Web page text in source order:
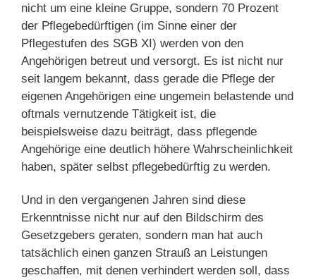
nicht um eine kleine Gruppe, sondern 70 Prozent
der Pflegebedürftigen (im Sinne einer der
Pflegestufen des SGB XI) werden von den
Angehörigen betreut und versorgt. Es ist nicht nur
seit langem bekannt, dass gerade die Pflege der
eigenen Angehörigen eine ungemein belastende und
oftmals vernutzende Tätigkeit ist, die
beispielsweise dazu beiträgt, dass pflegende
Angehörige eine deutlich höhere Wahrscheinlichkeit
haben, später selbst pflegebedürftig zu werden.
Und in den vergangenen Jahren sind diese
Erkenntnisse nicht nur auf den Bildschirm des
Gesetzgebers geraten, sondern man hat auch
tatsächlich einen ganzen Strauß an Leistungen
geschaffen, mit denen verhindert werden soll, dass